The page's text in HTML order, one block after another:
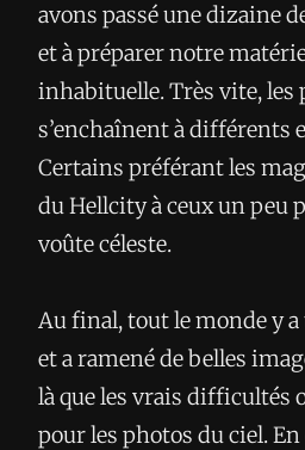
avons passé une dizaine
et à préparer notre
inhabituelle. Très vite, les
s’enchaînent à différents
Certains préférant les
du Hellcity à ceux un peu
voûte céleste.
Au final, tout le monde y
et a ramené de belles
là que les vrais difficultés
pour les photos du ciel.